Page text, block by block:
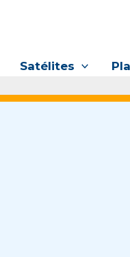
Satélites